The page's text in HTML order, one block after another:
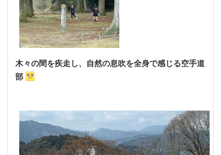
木々の間を疾走し、自然の息吹を全身で感じる空手道
部